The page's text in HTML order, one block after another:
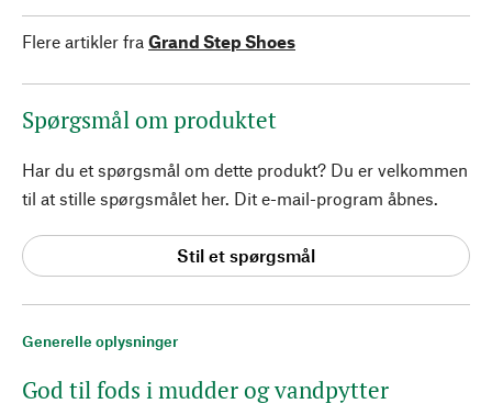
Generelle oplysninger
God til fods i mudder og vandpytter
Flere artikler fra Grand Step Shoes
Spørgsmål om produktet
Har du et spørgsmål om dette produkt? Du er velkommen
til at stille spørgsmålet her. Dit e-mail-program åbnes.
Stil et spørgsmål